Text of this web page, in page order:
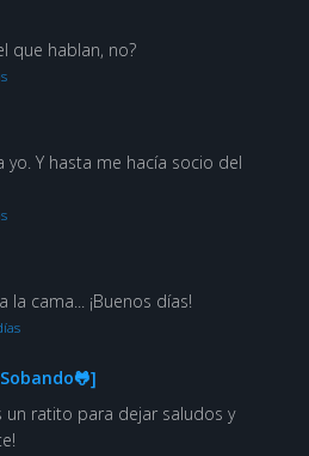
que hablan, no?
Y hasta me hacía socio del
la cama... ¡Buenos días!
un ratito para dejar saludos y